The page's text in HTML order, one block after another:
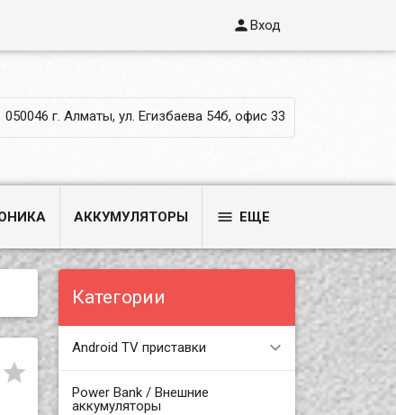
Вход
050046 г. Алматы, ул. Егизбаева 54б, офис 33
АККУМУЛЯТОРЫ  ЕЩЕ
Категории
Android TV приставки
Power Bank / Внешние
аккумуляторы
